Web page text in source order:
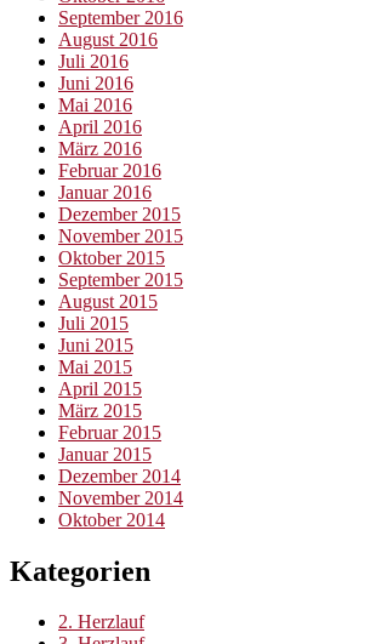
September 2016
August 2016
Juli 2016
Juni 2016
Mai 2016
April 2016
März 2016
Februar 2016
Januar 2016
Dezember 2015
November 2015
Oktober 2015
September 2015
August 2015
Juli 2015
Juni 2015
Mai 2015
April 2015
März 2015
Februar 2015
Januar 2015
Dezember 2014
November 2014
Oktober 2014
Kategorien
2. Herzlauf